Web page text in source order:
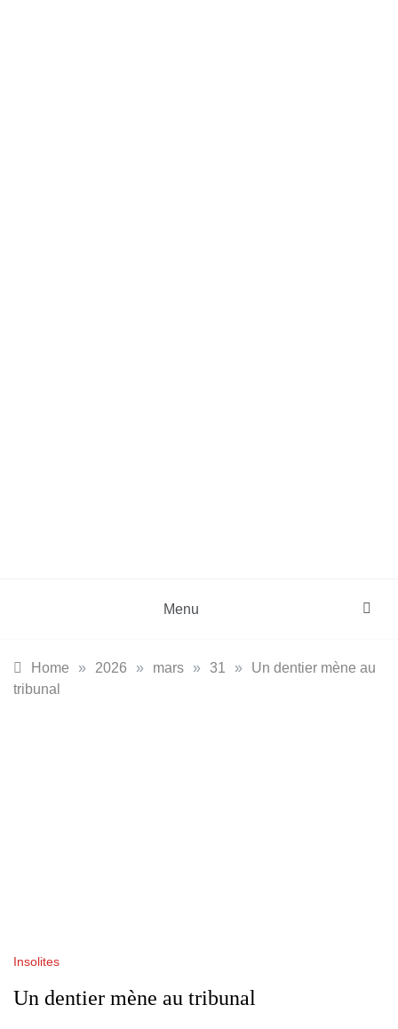
Menu
Home » 2026 » mars » 31 »
Un dentier mène au
tribunal
Insolites
Un dentier mène au tribunal